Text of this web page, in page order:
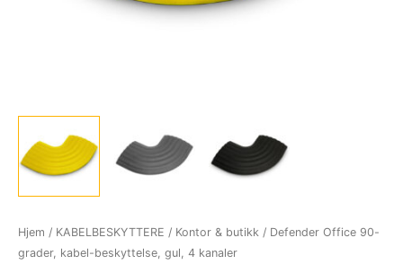
Hjem / KABELBESKYTTERE / Kontor & butikk / Defender Office 90-
grader, kabel-beskyttelse, gul, 4 kanaler